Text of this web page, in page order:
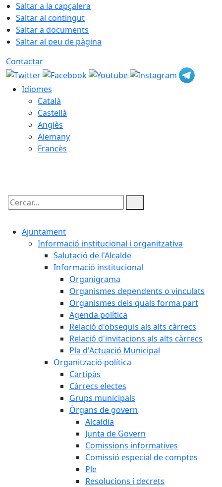
Saltar a la capçalera
Saltar al contingut
Saltar a documents
Saltar al peu de pàgina
Contactar
Idiomes
Català
Castellà
Anglès
Alemany
Francès
Cercar:
Ajuntament
Informació institucional i organitzativa
Salutació de l'Alcalde
Informació institucional
Organigrama
Organismes dependents o vinculats
Organismes dels quals forma part
Agenda política
Relació d'obsequis als alts càrrecs
Relació d'invitacions als alts càrrecs
Pla d'Actuació Municipal
Organització política
Cartipàs
Càrrecs electes
Grups municipals
Òrgans de govern
Alcaldia
Junta de Govern
Comissions informatives
Comissió especial de comptes
Ple
Resolucions i decrets